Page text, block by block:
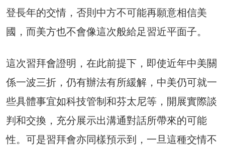
登長年的交情，否則中方不可能再願意相信美
國，而美方也不會像這次般給足習近平面子。
這次習拜會證明，在此前提下，即使近年中美關
係一波三折，仍有辦法有所緩解，中美仍可就一
些具體事宜如科技管制和芬太尼等，開展實際談
判和交換，充分展示出溝通對話所帶來的可能
性。可是習拜會亦同樣預示到，一旦這種交情不